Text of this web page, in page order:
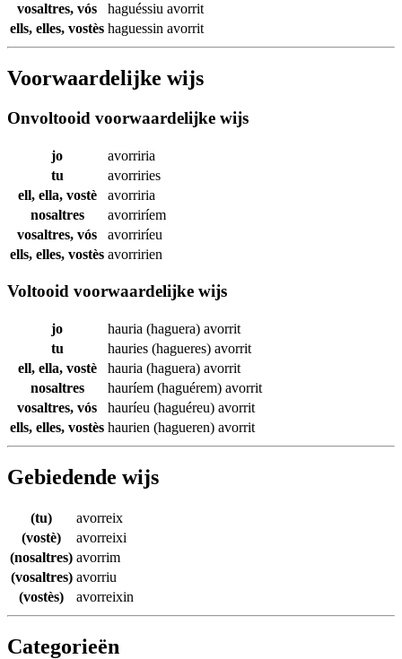
vosaltres, vós
haguéssiu avorrit
ells, elles, vostès haguessin avorrit
Voorwaardelijke wijs
Onvoltooid voorwaardelijke wijs
jo
avorriria
tu
avorriries
ell, ella, vostè
avorriria
nosaltres
avorriríem
vosaltres, vós
avorriríeu
ells, elles, vostès avorririen
Voltooid voorwaardelijke wijs
jo hauria (haguera) avorrit
tu
hauries (hagueres) avorrit
ell, ella, vostè
hauria (haguera) avorrit
nosaltres
hauríem (haguérem) avorrit
vosaltres, vós
hauríeu (haguéreu) avorrit
ells, elles, vostès haurien (hagueren) avorrit
Gebiedende wijs
(tu)
avorreix
(vostè)
avorreixi
(nosaltres) avorrim
(vosaltres) avorriu
(vostès)
avorreixin
Categorieën